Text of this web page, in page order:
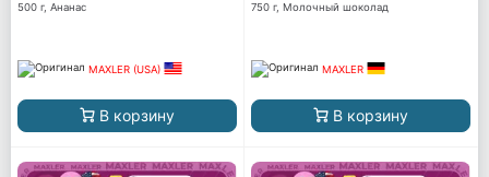
500 г, Ананас
MAXLER (USA)
В корзину
750 г, Молочный шоколад
MAXLER
В корзину